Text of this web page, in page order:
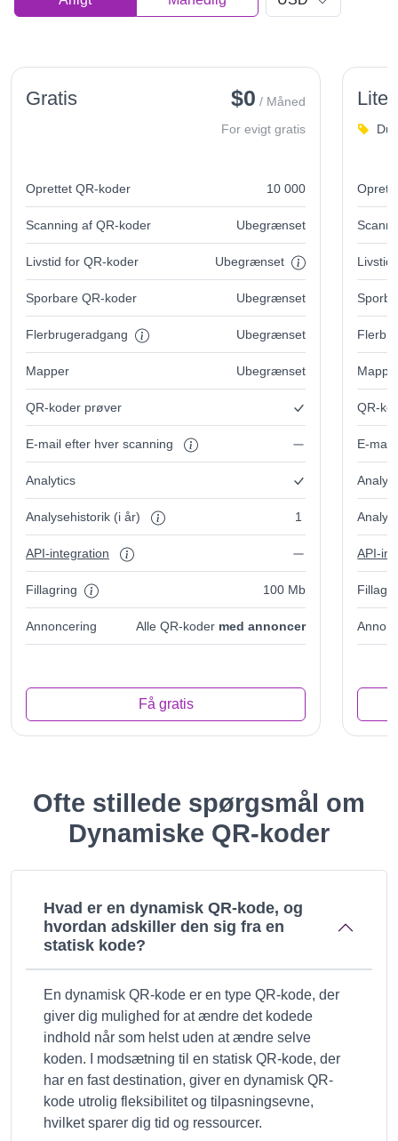
Gratis $0 / Måned
For evigt gratis
Oprettet QR-koder 10 000
Scanning af QR-koder Ubegrænset
Livstid for QR-koder Ubegrænset
Sporbare QR-koder Ubegrænset
Flerbrugeradgang Ubegrænset
Mapper Ubegrænset
QR-koder prøver
E-mail efter hver scanning
Analytics
Analysehistorik (i år) 1
API-integration
Fillagring 100 Mb
Annoncering Alle QR-koder med annoncer
Få gratis
Lite
Du
Livstid
QR-
E-mail
API-
Ofte stillede spørgsmål om
Dynamiske QR-koder
Hvad er en dynamisk QR-kode, og
hvordan adskiller den sig fra en
statisk kode?
En dynamisk QR-kode er en type QR-kode, der
giver dig mulighed for at ændre det kodede
indhold når som helst uden at ændre selve
koden. I modsætning til en statisk QR-kode, der
har en fast destination, giver en dynamisk QR-
kode utrolig fleksibilitet og tilpasningsevne,
hvilket sparer dig tid og ressourcer.